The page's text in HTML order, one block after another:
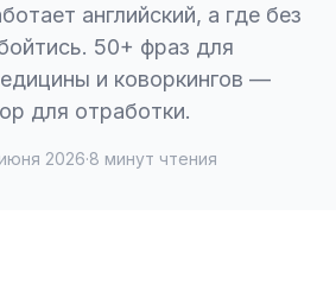
английский, а где без
50+ фраз для
и коворкингов —
для отработки.
2026·8 минут чтения